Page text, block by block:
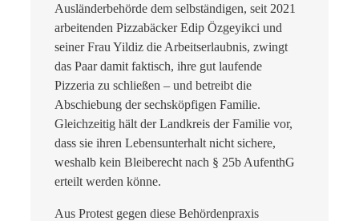
Ausländerbehörde dem selbständigen, seit 2021
arbeitenden Pizzabäcker Edip Özgeyikci und
seiner Frau Yildiz die Arbeitserlaubnis, zwingt
das Paar damit faktisch, ihre gut laufende
Pizzeria zu schließen – und betreibt die
Abschiebung der sechsköpfigen Familie.
Gleichzeitig hält der Landkreis der Familie vor,
dass sie ihren Lebensunterhalt nicht sichere,
weshalb kein Bleiberecht nach § 25b AufenthG
erteilt werden könne.
Aus Protest gegen diese Behördenpraxis